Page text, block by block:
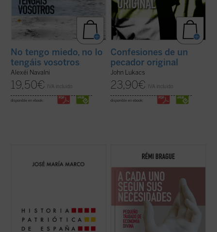
No tengo miedo, no lo
tengáis vosotros
Alexéi Navalni
19,50€ IVA incluido
disponible en ebook:
Confesiones de un
pecador original
John Lukacs
23,90€ IVA incluido
disponible en ebook:
José María Marco surge como la voz de la
Este «pequeño tratado» es la continuación
de los estudios emblemáticos de Rémi
una sucesión de breves capítulos expone
una teoría de la Providencia divina en la que
Dios provee a todos los ...(ver ficha)